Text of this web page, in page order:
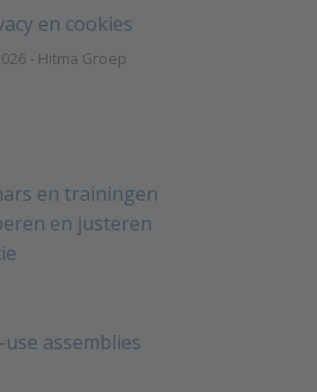
en cookies
- Hitma Groep
en trainingen
en justeren
assemblies